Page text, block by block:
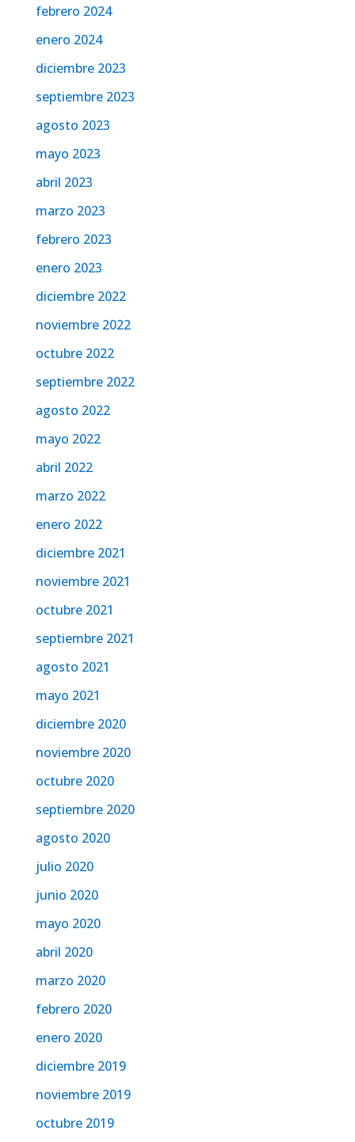
febrero 2024
enero 2024
diciembre 2023
septiembre 2023
agosto 2023
mayo 2023
abril 2023
marzo 2023
febrero 2023
enero 2023
diciembre 2022
noviembre 2022
octubre 2022
septiembre 2022
agosto 2022
mayo 2022
abril 2022
marzo 2022
enero 2022
diciembre 2021
noviembre 2021
octubre 2021
septiembre 2021
agosto 2021
mayo 2021
diciembre 2020
noviembre 2020
octubre 2020
septiembre 2020
agosto 2020
julio 2020
junio 2020
mayo 2020
abril 2020
marzo 2020
febrero 2020
enero 2020
diciembre 2019
noviembre 2019
octubre 2019